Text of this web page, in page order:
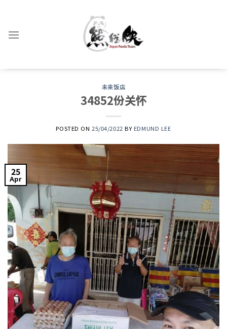
content
未来饭店
34852份关怀
POSTED ON25/04/2022 BY EDMUND LEE
25
Apr